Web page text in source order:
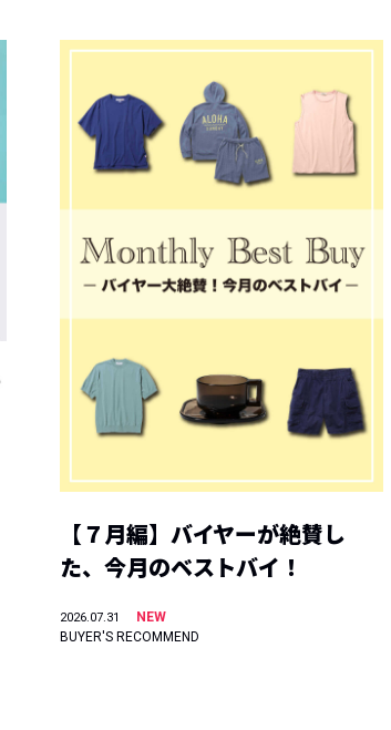
【７月編】バイヤーが絶賛し
た、今月のベストバイ！
2026.07.31
NEW
BUYER'S RECOMMEND